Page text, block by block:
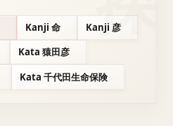
Kanji 命
Kanji 彦
Kata 猿田彦
Kata 千代田生命保険